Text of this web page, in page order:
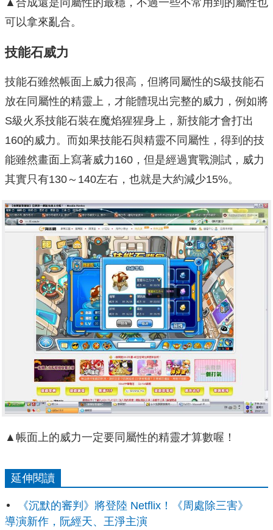
可以拿來亂合。
技能石威力
技能石雖然帳面上威力很高，但將同屬性的S級技能石
放在同屬性的精靈上，才能體現出完整的威力，例如將
S級火系技能石裝在魔焰猩猩身上，新技能才會打出
160的威力。而如果技能石與精靈不同屬性，得到的技
能雖然畫面上寫著威力160，但是經過實戰測試，威力
其實只有130～140左右，也就是大約減少15%。
▲帳面上的威力一定要同屬性的精靈才算數喔！
延伸閱讀
《沉默的審判》將登陸 Netflix！《周處除三害》
導演新作，阮經天、王淨主演